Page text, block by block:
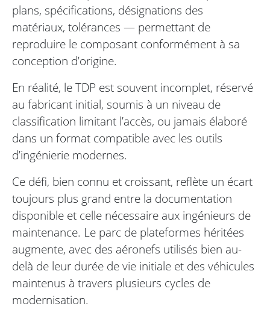
plans, spécifications, désignations des
matériaux, tolérances — permettant de
reproduire le composant conformément à sa
conception d’origine.
En réalité, le TDP est souvent incomplet, réservé
au fabricant initial, soumis à un niveau de
classification limitant l’accès, ou jamais élaboré
dans un format compatible avec les outils
d’ingénierie modernes.
Ce défi, bien connu et croissant, reflète un écart
toujours plus grand entre la documentation
disponible et celle nécessaire aux ingénieurs de
maintenance. Le parc de plateformes héritées
augmente, avec des aéronefs utilisés bien au-
delà de leur durée de vie initiale et des véhicules
maintenus à travers plusieurs cycles de
modernisation.